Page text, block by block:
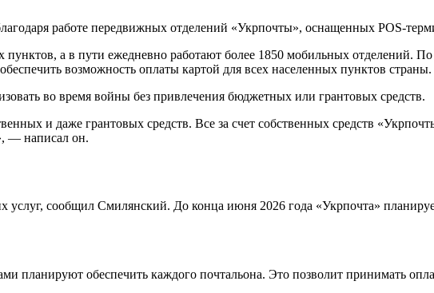
работе передвижных отделений «Укрпочты», оснащенных POS-
пунктов, а в пути ежедневно работают более 1850 мобильных отделений.
возможность оплаты картой для всех населенных пунктов страны.
во время войны без привлечения бюджетных или грантовых средств.
и даже грантовых средств. Все за счет собственных средств
— написал он.
сообщил Смилянский. До конца июня 2026 года «Укрпочта»
планируют обеспечить каждого почтальона. Это позволит принимать